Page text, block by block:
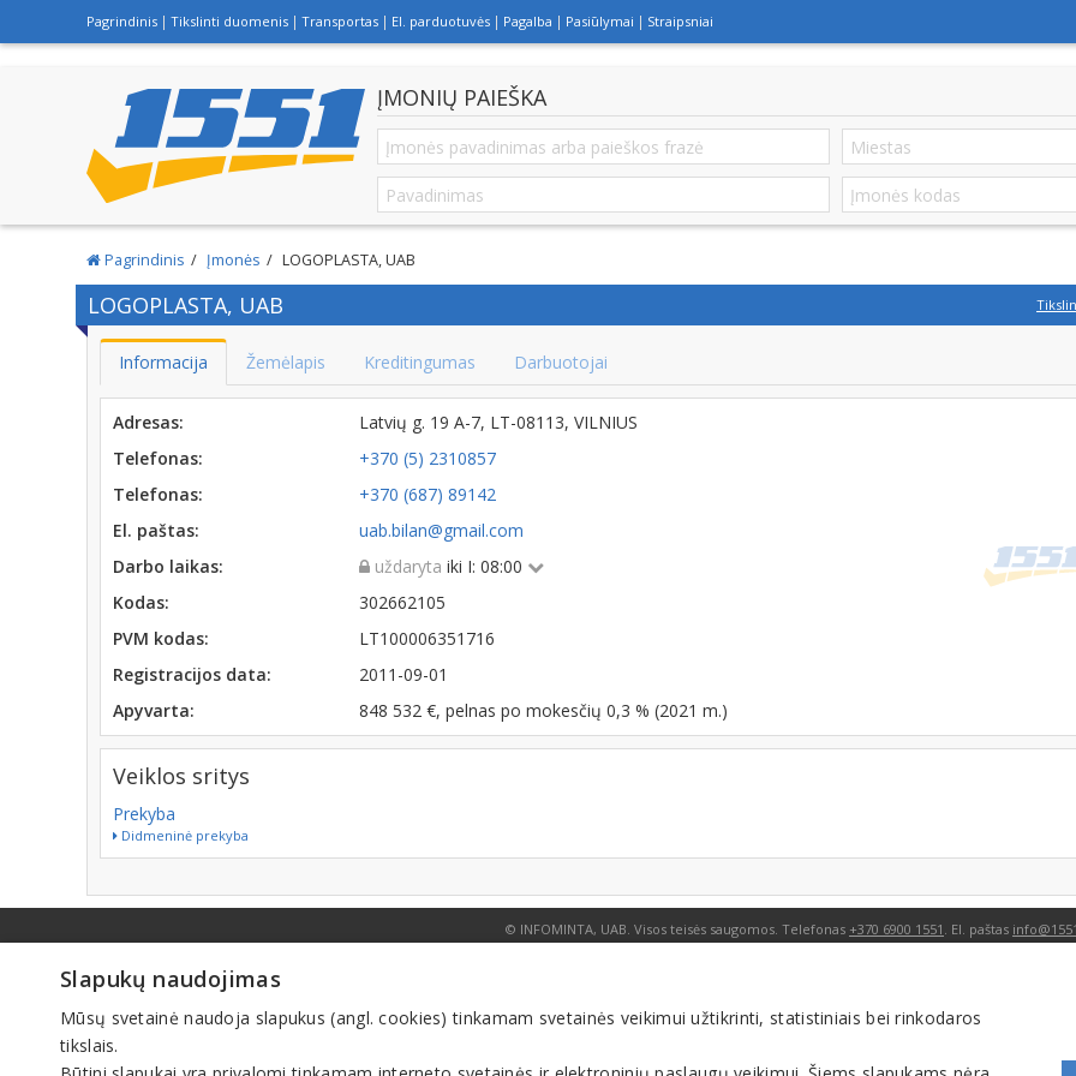
Pagrindinis Tikslinti duomenis Transportas El. parduotuvės Pagalba Pasiūlymai Straipsniai
ĮMONIŲ PAIEŠKA
Pagrindinis Įmonės LOGOPLASTA, UAB
LOGOPLASTA, UAB
Informacija Žemėlapis Kreditingumas Darbuotojai
Adresas:
Latvių g. 19 A-7, LT-08113, VILNIUS
Telefonas:
+370 (5) 2310857
Telefonas:
+370 (687) 89142
El. paštas:
uab.bilan@gmail.com
Darbo laikas:
uždaryta iki I: 08:00
Kodas:
302662105
PVM kodas:
LT100006351716
Registracijos data:
2011-09-01
Apyvarta:
848 532 €, pelnas po mokesčių 0,3 % (2021 m.)
Veiklos sritys
Prekyba
Didmeninė prekyba
© INFOMINTA, UAB. Visos teisės saugomos. Telefonas +370 6900 1551 . El. paštas
Slapukų naudojimas
Mūsų svetainė naudoja slapukus (angl. cookies) tinkamam svetainės veikimui užtikrinti, statistiniais bei rinkodaros
tikslais.